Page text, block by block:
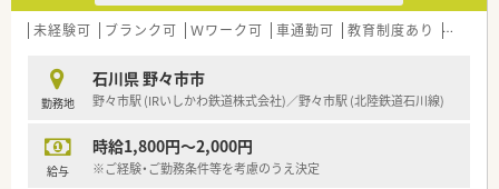
未経験可 ブランク可 Ｗワーク可 車通勤可 教育制度あり 大手チ
勤務地
石川県 野々市市
野々市駅 (IRいしかわ鉄道株式会社)／野々市駅 (北陸鉄道石川線)
給与
時給1,800円～2,000円
※ご経験・ご勤務条件等を考慮のうえ決定